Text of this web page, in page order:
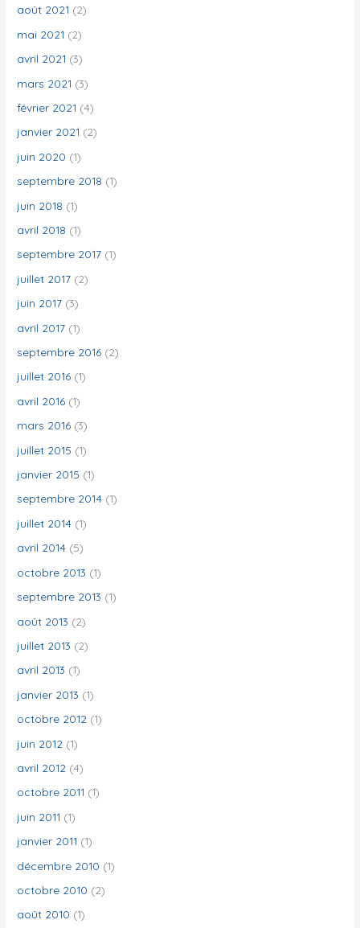
août 2021 (2)
mai 2021 (2)
avril 2021 (3)
mars 2021 (3)
février 2021 (4)
janvier 2021 (2)
juin 2020 (1)
septembre 2018 (1)
juin 2018 (1)
avril 2018 (1)
septembre 2017 (1)
juillet 2017 (2)
juin 2017 (3)
avril 2017 (1)
septembre 2016 (2)
juillet 2016 (1)
avril 2016 (1)
mars 2016 (3)
juillet 2015 (1)
janvier 2015 (1)
septembre 2014 (1)
juillet 2014 (1)
avril 2014 (5)
octobre 2013 (1)
septembre 2013 (1)
août 2013 (2)
juillet 2013 (2)
avril 2013 (1)
janvier 2013 (1)
octobre 2012 (1)
juin 2012 (1)
avril 2012 (4)
octobre 2011 (1)
juin 2011 (1)
janvier 2011 (1)
décembre 2010 (1)
octobre 2010 (2)
août 2010 (1)